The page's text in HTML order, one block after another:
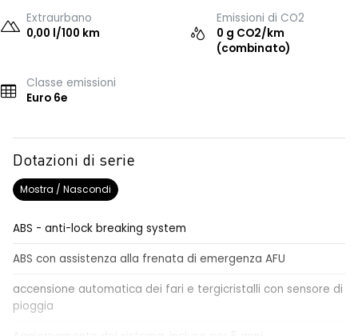
Extraurbano
0,00 l/100 km
Emissioni di CO2
0 g CO2/km
(combinato)
Classe emissioni
Euro 6e
Dotazioni di serie
Mostra / Nascondi
ABS - anti-lock breaking system
ABS con assistenza alla frenata di emergenza AFU
accensione automatica dei fari e tergicristalli con sensore di
pioggia